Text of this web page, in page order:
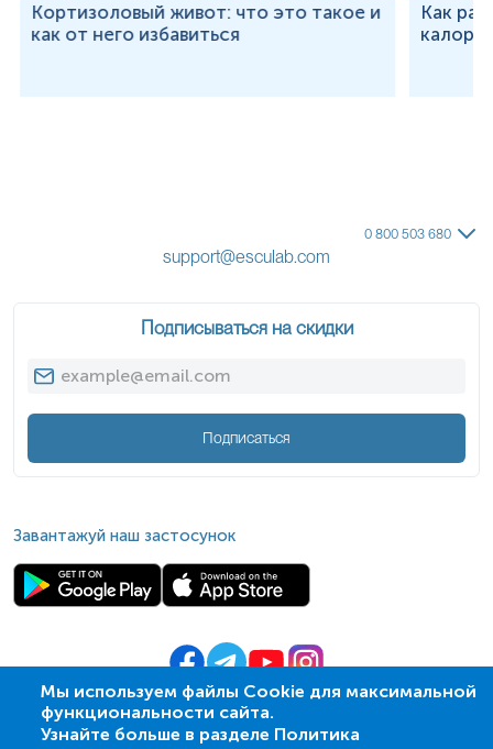
Кортизоловый живот: что это такое и
как от него избавиться
Как
Мы используем файлы Cookie для максимальной
функциональности сайта.
Узнайте больше в разделе Политика
0 800 503 680
support@esculab.com
Подписываться на скидки
Подписаться
Завантажуй наш застосунок
© 2009- 2026| ПСМЛ «Ескулаб»